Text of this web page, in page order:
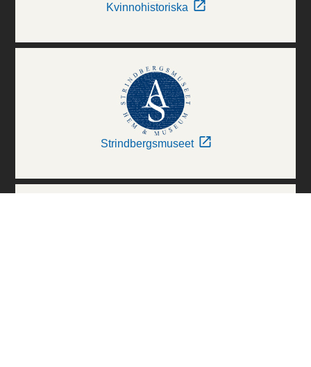
Kvinnohistoriska
Strindbergsmuseet